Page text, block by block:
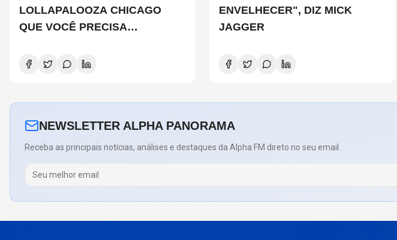
LOLLAPALOOZA CHICAGO
QUE VOCÊ PRECISA
ENVELHECER", DIZ MICK
JAGGER
NEWSLETTER ALPHA PANORAMA
Receba as principais notícias, análises e destaques da Alpha FM direto no seu email.